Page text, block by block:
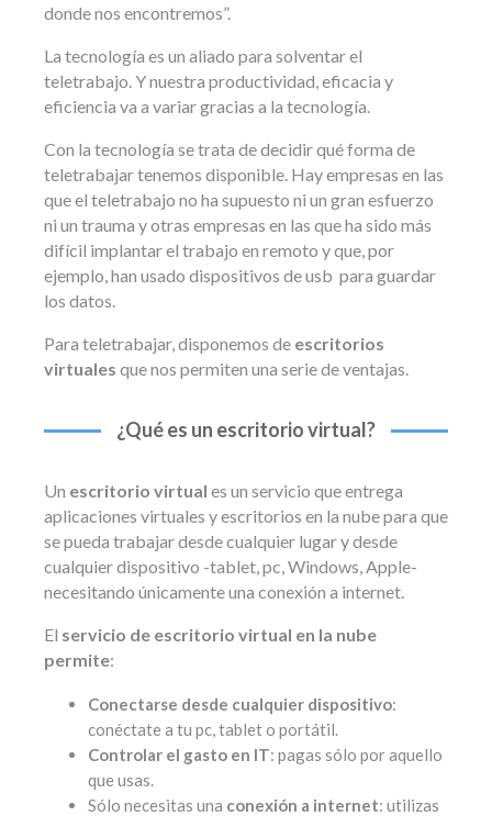
donde nos encontremos”.
La tecnología es un aliado para solventar el
teletrabajo. Y nuestra productividad, eficacia y
eficiencia va a variar gracias a la tecnología.
Con la tecnología se trata de decidir qué forma de
teletrabajar tenemos disponible. Hay empresas en las
que el teletrabajo no ha supuesto ni un gran esfuerzo
ni un trauma y otras empresas en las que ha sido más
difícil implantar el trabajo en remoto y que, por
ejemplo, han usado dispositivos de usb para guardar
los datos.
Para teletrabajar, disponemos de escritorios
virtuales que nos permiten una serie de ventajas.
¿Qué es un escritorio virtual?
Un escritorio virtual es un servicio que entrega
aplicaciones virtuales y escritorios en la nube para que
se pueda trabajar desde cualquier lugar y desde
cualquier dispositivo -tablet, pc, Windows, Apple-
necesitando únicamente una conexión a internet.
El servicio de escritorio virtual en la nube
permite:
Conectarse desde cualquier dispositivo:
conéctate a tu pc, tablet o portátil.
Controlar el gasto en IT: pagas sólo por aquello
que usas.
Sólo necesitas una conexión a internet: utilizas